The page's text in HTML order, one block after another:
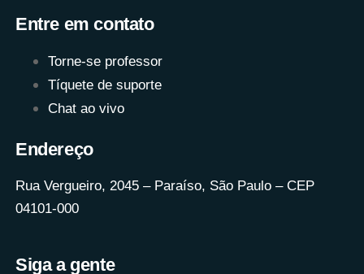
Entre em contato
Torne-se professor
Tíquete de suporte
Chat ao vivo
Endereço
Rua Vergueiro, 2045 – Paraíso, São Paulo – CEP
04101-000
Siga a gente